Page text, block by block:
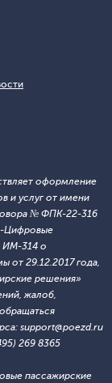
оформление
и услуг от имени
№ ФПК-22-316
Цифровые
ИМ-314 о
от 29.12.2017 года,
решения»
жалоб,
support@poezd.ru
269 8365
пассажирские